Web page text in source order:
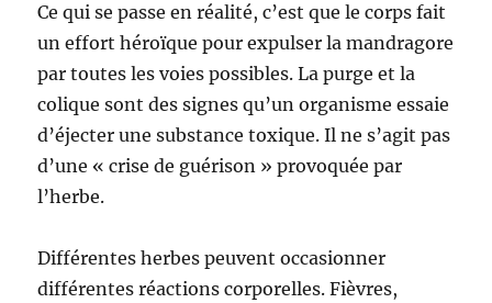
Ce qui se passe en réalité, c’est que le corps fait
un effort héroïque pour expulser la mandragore
par toutes les voies possibles. La purge et la
colique sont des signes qu’un organisme essaie
d’éjecter une substance toxique. Il ne s’agit pas
d’une « crise de guérison » provoquée par
l’herbe.
Différentes herbes peuvent occasionner
différentes réactions corporelles. Fièvres,